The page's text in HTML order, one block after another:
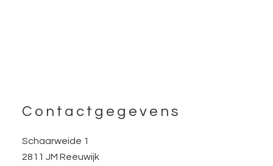
Footer
Contactgegevens
Schaarweide 1
2811 JM Reeuwijk